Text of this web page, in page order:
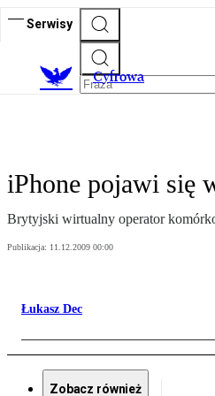
Serwisy
Cyfrowa
iPhone pojawi się
Brytyjski wirtualny operator
Publikacja: 11.12.2009 00:00
Łukasz Dec
Zobacz również